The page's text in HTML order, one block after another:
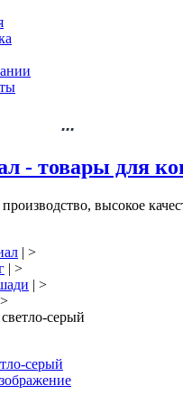
...
- товары для
высокое
| >
| >
| >
серый